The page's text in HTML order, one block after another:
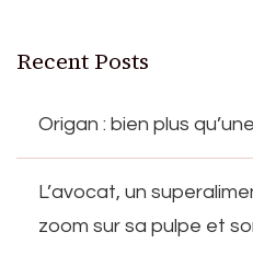
Recent Posts
Origan : bien plus
L’avocat, un
zoom sur sa pulpe et